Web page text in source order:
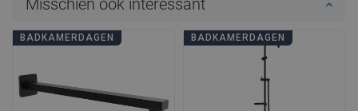
BADKAMERDAGEN BADKAMERDAGEN